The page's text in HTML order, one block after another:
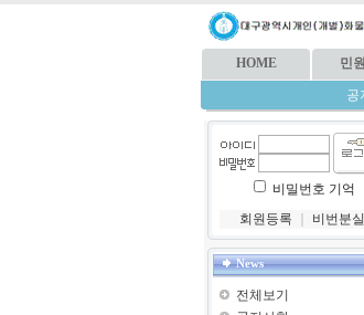
HOME 민
공
비밀번호 기억
회원등록
비번분실
News
전체보기